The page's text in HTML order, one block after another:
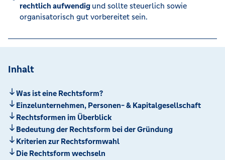
rechtlich aufwendig und sollte steuerlich sowie
organisatorisch gut vorbereitet sein.
Inhalt
Was ist eine Rechtsform?
Einzelunternehmen, Personen- & Kapitalgesellschaft
Rechtsformen im Überblick
Bedeutung der Rechtsform bei der Gründung
Kriterien zur Rechtsformwahl
Die Rechtsform wechseln